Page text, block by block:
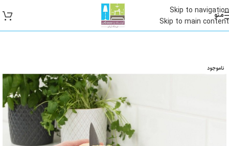
Skip to navigation
Skip to main content
منو
ناموجود